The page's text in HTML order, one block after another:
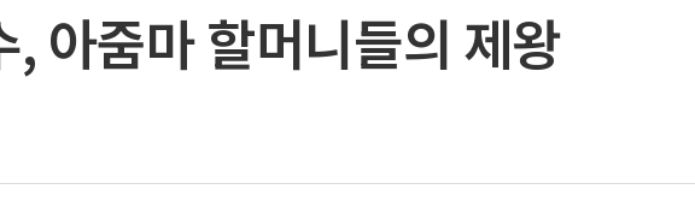
, 아줌마 할머니들의 제왕